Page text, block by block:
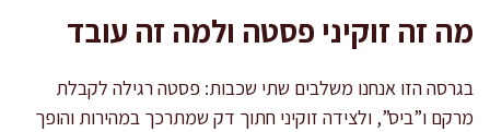
מה זה זוקיני פסטה ולמה זה עובד
בגרסה הזו אנחנו משלבים שתי שכבות: פסטה רגילה לקבלת
מרקם ו”ביס”, ולצידה זוקיני חתוך דק שמתרכך במהירות והופך